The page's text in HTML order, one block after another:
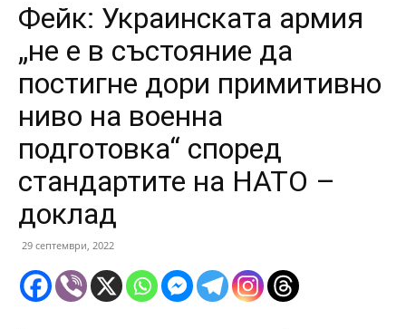
Фейк: Украинската армия
„не е в състояние да
постигне дори примитивно
ниво на военна
подготовка“ според
стандартите на НАТО –
доклад
29 септември, 2022